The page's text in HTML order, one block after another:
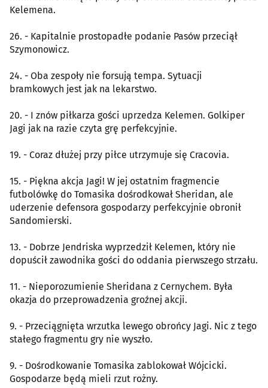
Kelemena.
26. - Kapitalnie prostopadłe podanie Pasów przeciął
Szymonowicz.
24. - Oba zespoły nie forsują tempa. Sytuacji
bramkowych jest jak na lekarstwo.
20. - I znów piłkarza gości uprzedza Kelemen. Golkiper
Jagi jak na razie czyta grę perfekcyjnie.
19. - Coraz dłużej przy piłce utrzymuje się Cracovia.
15. - Piękna akcja Jagi! W jej ostatnim fragmencie
futbolówkę do Tomasika dośrodkował Sheridan, ale
uderzenie defensora gospodarzy perfekcyjnie obronił
Sandomierski.
13. - Dobrze Jendriska wyprzedził Kelemen, który nie
dopuścił zawodnika gości do oddania pierwszego strzału.
11. - Nieporozumienie Sheridana z Cernychem. Była
okazja do przeprowadzenia groźnej akcji.
9. - Przeciągnięta wrzutka lewego obrońcy Jagi. Nic z tego
stałego fragmentu gry nie wyszło.
9. - Dośrodkowanie Tomasika zablokował Wójcicki.
Gospodarze będą mieli rzut rożny.